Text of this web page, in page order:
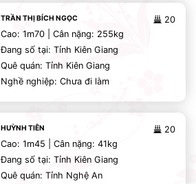
20
TRẦN THỊ BÍCH NGỌC
Cao: 1m70 | Cân nặng: 255kg
Đang số tại: Tỉnh Kiên Giang
Quê quán: Tỉnh Kiên Giang
Nghề nghiệp: Chưa đi làm
20
HUỲNH TIÊN
Cao: 1m45 | Cân nặng: 41kg
Đang số tại: Tỉnh Kiên Giang
Quê quán: Tỉnh Nghệ An